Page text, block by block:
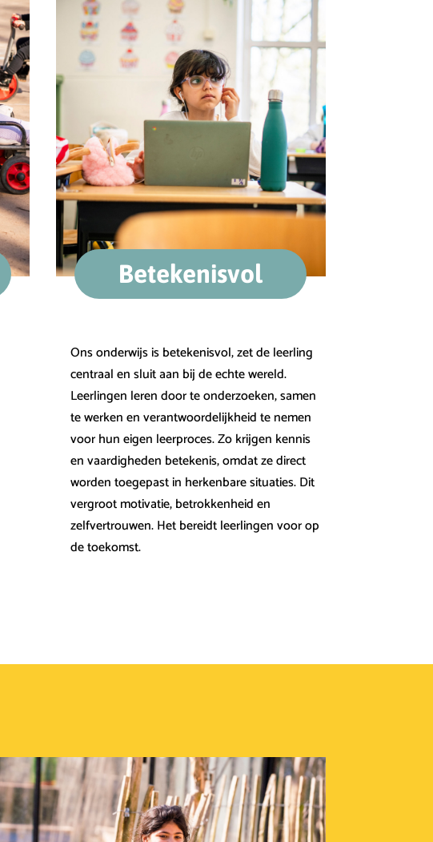
Betekenisvol
Ons onderwijs is betekenisvol, zet de leerling
centraal en sluit aan bij de echte wereld.
Leerlingen leren door te onderzoeken, samen
te werken en verantwoordelijkheid te nemen
voor hun eigen leerproces. Zo krijgen kennis
en vaardigheden betekenis, omdat ze direct
worden toegepast in herkenbare situaties. Dit
vergroot motivatie, betrokkenheid en
zelfvertrouwen. Het bereidt leerlingen voor op
de toekomst.